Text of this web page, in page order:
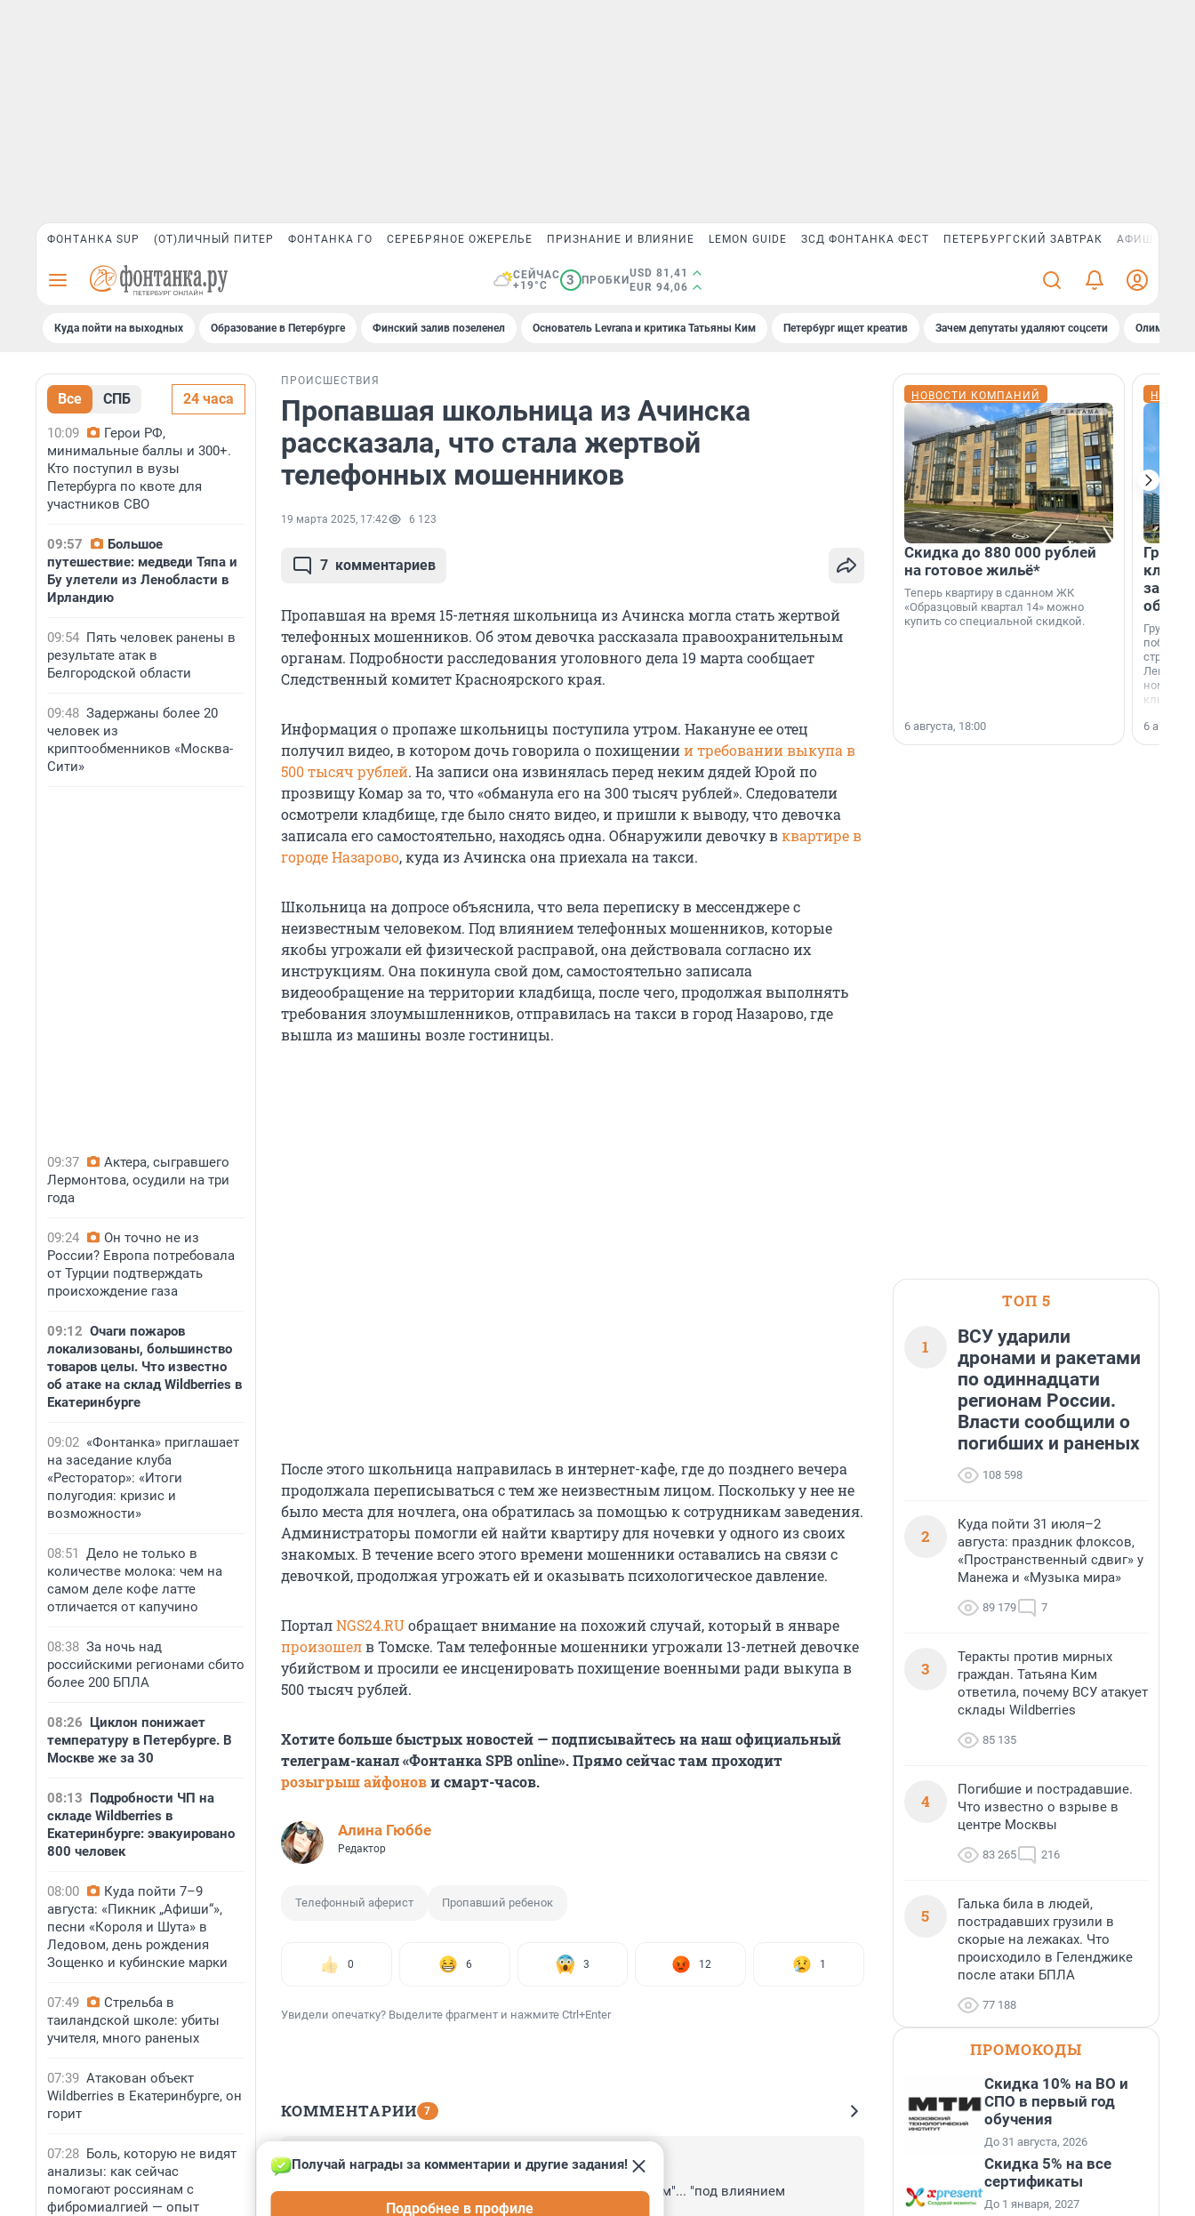
ФОНТАНКА SUP (ОТ)ЛИЧНЫЙ ПИТЕР ФОНТАНКА ГО СЕРЕБРЯНОЕ ОЖЕРЕЛЬЕ ПРИЗНАНИЕ И ВЛИЯНИЕ LEMON GUIDE ЗСД ФОНТАНКА ФЕСТ ПЕТЕРБУРГСКИЙ ЗАВТРАК АФИША PLUS
СЕЙЧАС
+19°C
3 ПРОБКИ
USD 81,41
EUR 94,06
Куда пойти на выходных Образование в Петербурге Финский залив позеленел Основатель Levrana и критика Татьяны Ким Петербург ищет креатив Зачем депутаты удаляют соцсети
Все СПБ 24 часа
10:09
Герои РФ,
минимальные баллы и 300+.
Кто поступил в вузы
Петербурга по квоте для
участников СВО
09:57
Большое
путешествие: медведи Тяпа и
Бу улетели из Ленобласти в
Ирландию
09:54 Пять человек ранены в
результате атак в
Белгородской области
09:48 Задержаны более 20
человек из
криптообменников «Москва-
Сити»
09:37
Актера, сыгравшего
Лермонтова, осудили на три
года
09:24
Он точно не из
России? Европа потребовала
от Турции подтверждать
происхождение газа
09:12 Очаги пожаров
локализованы, большинство
товаров целы. Что известно
об атаке на склад Wildberries в
Екатеринбурге
09:02 «Фонтанка» приглашает
на заседание клуба
«Ресторатор»: «Итоги
полугодия: кризис и
возможности»
08:51 Дело не только в
количестве молока: чем на
самом деле кофе латте
отличается от капучино
08:38 За ночь над
российскими регионами сбито
более 200 БПЛА
08:26 Циклон понижает
температуру в Петербурге. В
Москве же за 30
08:13 Подробности ЧП на
складе Wildberries в
Екатеринбурге: эвакуировано
800 человек
08:00
Куда пойти 7–9
августа: «Пикник „Афиши“»,
песни «Короля и Шута» в
Ледовом, день рождения
Зощенко и кубинские марки
07:49
Стрельба в
таиландской школе: убиты
учителя, много раненых
07:39 Атакован объект
Wildberries в Екатеринбурге, он
горит
07:28 Боль, которую не видят
анализы: как сейчас
помогают россиянам с
фибромиалгией — опыт
ПРОИСШЕСТВИЯ
Пропавшая школьница из Ачинска
рассказала, что стала жертвой
телефонных мошенников
19 марта 2025, 17:42 6 123
7 комментариев
Пропавшая на время 15-летняя школьница из Ачинска могла стать жертвой
телефонных мошенников. Об этом девочка рассказала правоохранительным
органам. Подробности расследования уголовного дела 19 марта сообщает
Следственный комитет Красноярского края.
Информация о пропаже школьницы поступила утром. Накануне ее отец
получил видео, в котором дочь говорила о похищениии требовании выкупа в
500 тысяч рублей. На записи она извинялась перед неким дядей Юрой по
прозвищу Комар за то, что «обманула его на 300 тысяч рублей». Следователи
осмотрели кладбище, где было снято видео, и пришли к выводу, что девочка
записала его самостоятельно, находясь одна. Обнаружили девочку вквартире в
городе Назарово, куда из Ачинска она приехала на такси.
Школьница на допросе объяснила, что вела переписку в мессенджере с
неизвестным человеком. Под влиянием телефонных мошенников, которые
якобы угрожали ей физической расправой, она действовала согласно их
инструкциям. Она покинула свой дом, самостоятельно записала
видеообращение на территории кладбища, после чего, продолжая выполнять
требования злоумышленников, отправилась на такси в город Назарово, где
вышла из машины возле гостиницы.
После этого школьница направилась в интернет-кафе, где до позднего вечера
продолжала переписываться с тем же неизвестным лицом. Поскольку у нее не
было места для ночлега, она обратилась за помощью к сотрудникам заведения.
Администраторы помогли ей найти квартиру для ночевки у одного из своих
знакомых. В течение всего этого времени мошенники оставались на связи с
девочкой, продолжая угрожать ей и оказывать психологическое давление.
ПорталNGS24.RUобращает внимание на похожий случай, который в январе
произошелв Томске. Там телефонные мошенники угрожали 13-летней девочке
убийством и просили ее инсценировать похищение военными ради выкупа в
500 тысяч рублей.
Хотите больше быстрых новостей — подписывайтесь на наш официальный
телеграм-канал «Фонтанка SPB online». Прямо сейчас там проходит
розыгрыш айфонови смарт-часов.
Алина Гюббе
Редактор
Телефонный аферист Пропавший ребенок
0 6 3 12 1
Увидели опечатку? Выделите фрагмент и нажмите Ctrl+Enter
КОММЕНТАРИИ 7
19 марта 2025, 23:12
"вела переписку в мессенджере с неизвестным человеком"... "под влиянием
телефонных мошенников..." Никого ничто не смутило?
Получай награды за комментарии и другие задания!
Подробнее в профиле
НОВОСТИ КОМПАНИЙ
Скидка до 880 000 рублей
на готовое жильё*
Теперь квартиру в сданном ЖК
«Образцовый квартал 14» можно
купить со специальной скидкой.
6 августа, 18:00
Группа
области».
6
ТОП 5
1
ВСУ ударили
дронами и ракетами
по одиннадцати
регионам России.
Власти сообщили о
погибших и раненых
108 598
2
Куда пойти 31 июля–2
августа: праздник флоксов,
«Пространственный сдвиг» у
Манежа и «Музыка мира»
89 179 7
3
Теракты против мирных
граждан. Татьяна Ким
ответила, почему ВСУ атакует
склады Wildberries
85 135
4
Погибшие и пострадавшие.
Что известно о взрыве в
центре Москвы
83 265 216
5
Галька била в людей,
пострадавших грузили в
скорые на лежаках. Что
происходило в Геленджике
после атаки БПЛА
77 188
ПРОМОКОДЫ
Скидка 10% на ВО и
СПО в первый год
обучения
До 31 августа, 2026
Скидка 5% на все
сертификаты
До 1 января, 2027